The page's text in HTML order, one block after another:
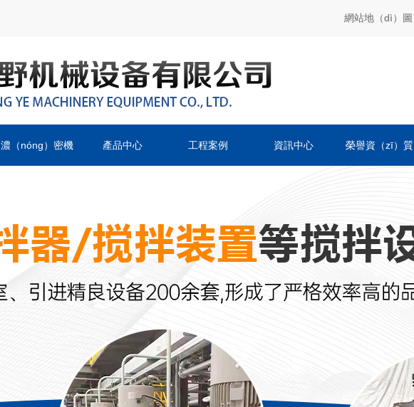
網站地（dì）圖
濃（nóng）密機 產品中心 工程案例 資訊中心 榮譽資（zī）質